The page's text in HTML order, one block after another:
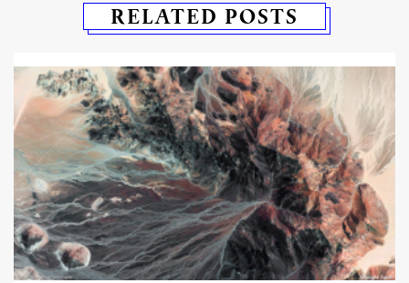
RELATED POSTS